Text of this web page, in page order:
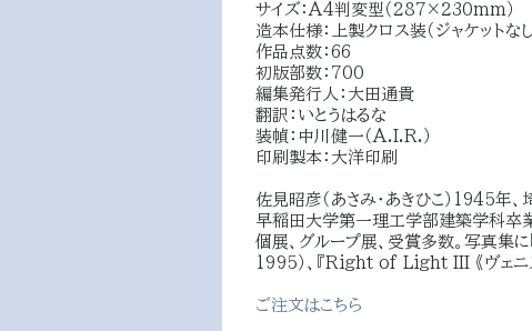
サイズ：A4判変型（287×230mm）
造本仕様：上製クロス装（ジャケットな
作品点数：66
初版部数：700
編集発行人：大田通貴
翻訳：いとうはるな
装幀：中川健一（A.I.R.）
印刷製本：大洋印刷
佐見昭彦（あさみ・あきひこ）1945年、
早稲田大学第一理工学部建築学科卒
個展、グループ展、受賞多数。写真
1995）、『Right of Light III 《ヴェニ
ご注文はこちら